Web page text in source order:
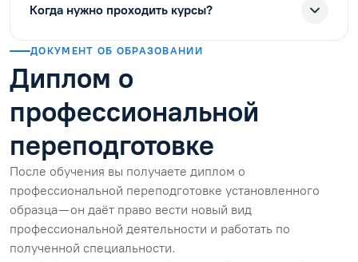
Когда нужно проходить курсы?
ДОКУМЕНТ ОБ ОБРАЗОВАНИИ
Диплом о
профессиональной
переподготовке
После обучения вы получаете диплом о
профессиональной переподготовке установленного
образца — он даёт право вести новый вид
профессиональной деятельности и работать по
полученной специальности.